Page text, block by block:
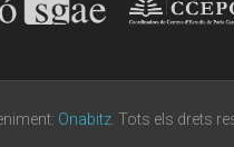
Onabitz. Tots els drets